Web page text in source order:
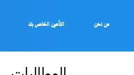
من نحن التأمين الخاص بك